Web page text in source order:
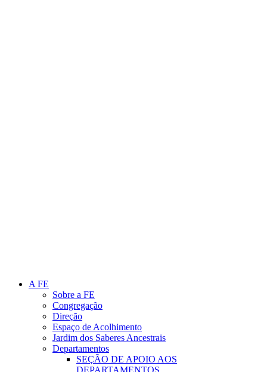
A FE
Sobre a FE
Congregação
Direção
Espaço de Acolhimento
Jardim dos Saberes Ancestrais
Departamentos
SEÇÃO DE APOIO AOS
DEPARTAMENTOS